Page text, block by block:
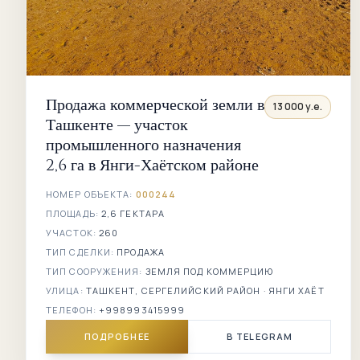
Продажа коммерческой земли в
Ташкенте — участок
промышленного назначения
2,6 га в Янги-Хаётском районе
13 000 у.е.
НОМЕР ОБЪЕКТА: 000244
ПЛОЩАДЬ: 2,6 ГЕКТАРА
УЧАСТОК: 260
ТИП СДЕЛКИ: ПРОДАЖА
ТИП СООРУЖЕНИЯ: ЗЕМЛЯ ПОД КОММЕРЦИЮ
УЛИЦА: ТАШКЕНТ, СЕРГЕЛИЙСКИЙ РАЙОН · ЯНГИ ХАЁТ
ТЕЛЕФОН: +998993415999
ПОДРОБНЕЕ В TELEGRAM